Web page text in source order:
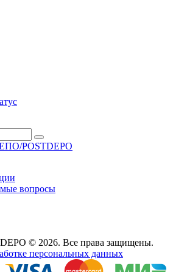
POSTDEPO
вопросы
© 2026. Все права защищены.
персональных данных